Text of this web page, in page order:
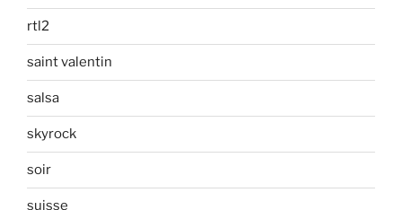
rtl2
saint valentin
salsa
skyrock
soir
suisse